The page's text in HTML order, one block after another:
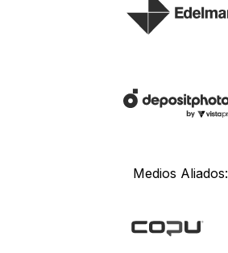
Medios Aliados: